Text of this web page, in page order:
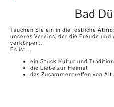
Bad
Tauchen Sie ein in die festliche
unseres Vereins, der die Freude und
verkörpert.
Es ist ...
ein Stück Kultur und Tradition
die Liebe zur Heimat
das Zusammentreffen von Alt